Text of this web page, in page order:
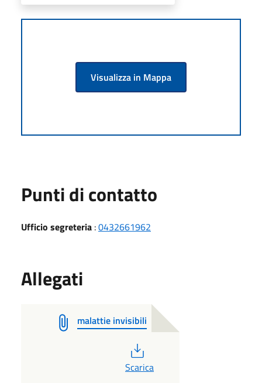
Visualizza in Mappa
Punti di contatto
Ufficio segreteria :0432661962
Allegati
malattie invisibili
Scarica